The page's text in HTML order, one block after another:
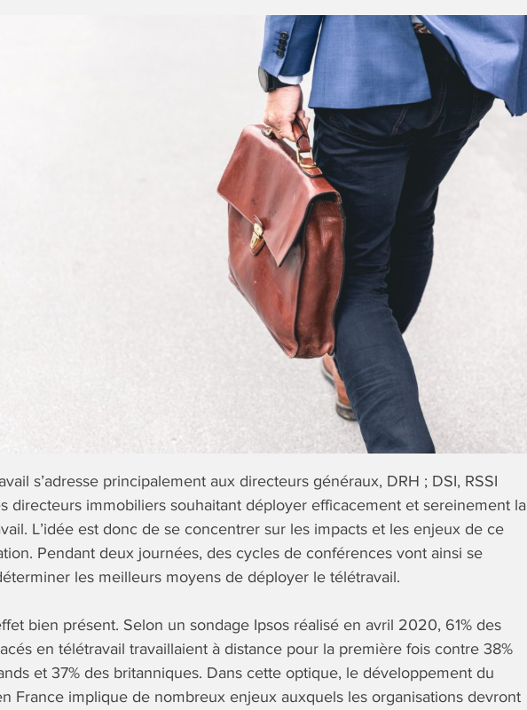
s’adresse principalement aux directeurs généraux, DRH ; DSI, RSSI
directeurs immobiliers souhaitant déployer efficacement et sereinement la
L’idée est donc de se concentrer sur les impacts et les enjeux de ce
Pendant deux journées, des cycles de conférences vont ainsi se
les meilleurs moyens de déployer le télétravail.
bien présent. Selon un sondage Ipsos réalisé en avril 2020, 61% des
en télétravail travaillaient à distance pour la première fois contre 38%
et 37% des britanniques. Dans cette optique, le développement du
France implique de nombreux enjeux auxquels les organisations devront